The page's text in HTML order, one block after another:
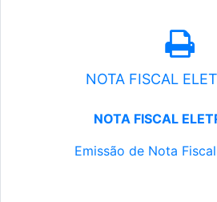
NOTA FISCAL
NOTA FISCAL
Emissão de Nota